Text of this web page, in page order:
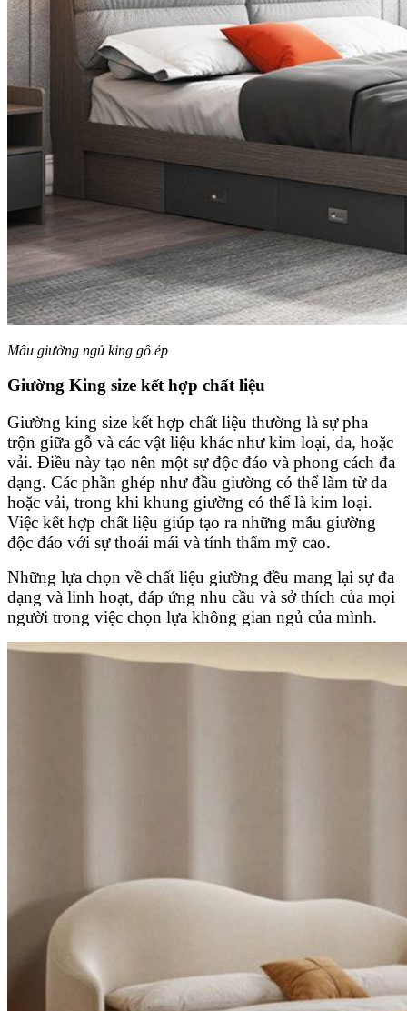
Mẫu giường ngủ king gỗ ép
Giường King size kết hợp chất liệu
Giường king size kết hợp chất liệu thường là sự pha
trộn giữa gỗ và các vật liệu khác như kim loại, da, hoặc
vải. Điều này tạo nên một sự độc đáo và phong cách đa
dạng. Các phần ghép như đầu giường có thể làm từ da
hoặc vải, trong khi khung giường có thể là kim loại.
Việc kết hợp chất liệu giúp tạo ra những mẫu giường
độc đáo với sự thoải mái và tính thẩm mỹ cao.
Những lựa chọn về chất liệu giường đều mang lại sự đa
dạng và linh hoạt, đáp ứng nhu cầu và sở thích của mọi
người trong việc chọn lựa không gian ngủ của mình.